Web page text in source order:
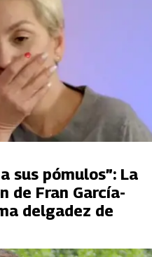
sus pómulos”: La
de Fran García-
delgadez de